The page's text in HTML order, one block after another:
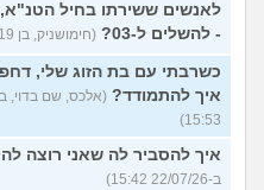
לאנשים ששירתו בחיל הטנ"א,
- להשלים ל-03?
(חימושניק, בן 19, כתב ב-22/07/26 16:04)
כשרבתי עם בת הזוג שלי,
איך להתמודד?
15:53)
איך להסביר לה שאני רוצה
ב-22/07/26 15:42)